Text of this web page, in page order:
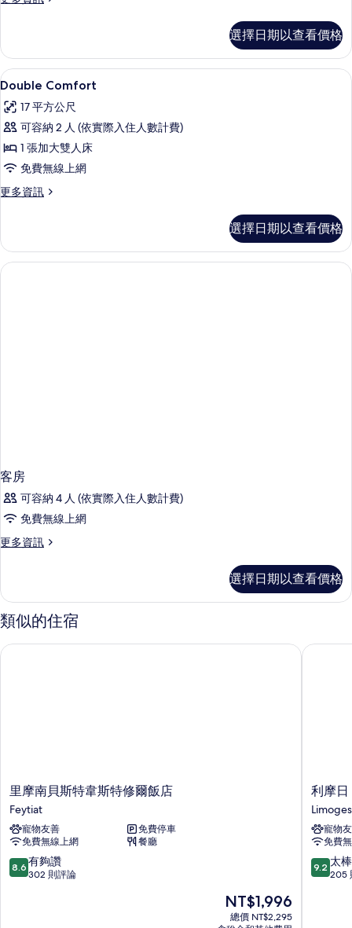
的
詳
情
選擇日期以查看價格
顯
示
Double
Comfort
的
所
有
高級寢具、書桌、遮光布/窗簾、隔音
1
Double Comfort
17 平方公尺
可容納 2 人 (依實際入住人數計費)
1 張加大雙人床
免費無線上網
更多資訊
更
的
詳
情
選擇日期以查看價格
客房
可容納 4 人 (依實際入住人數計費)
免費無線上網
更多資訊
更
的
詳
情
選擇日期以查看價格
類似的住宿
里
摩
南
貝
斯
特
韋
里摩南貝斯特韋斯特修爾飯店
Feytiat
寵物友善
免費停車
免費無線上網
餐廳
8.6
分，
8.6 有夠讚
302 則評論
現
在
NT$1,996
總價 NT$2,295
里摩南貝斯特韋斯特修爾飯店
利
摩
日
Kyriad
飯
店
Limoges
利摩
Limoges
寵物
免費
9.2
分，
9.2 太
205
利摩日